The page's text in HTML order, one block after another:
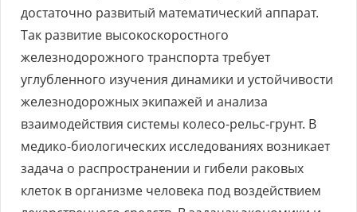
достаточно развитый математический аппарат.
Так развитие высокоскоростного
железнодорожного транспорта требует
углубленного изучения динамики и устойчивости
железнодорожных экипажей и анализа
взаимодействия системы колесо-рельс-грунт. В
медико-биологических исследованиях возникает
задача о распространении и гибели раковых
клеток в организме человека под воздействием